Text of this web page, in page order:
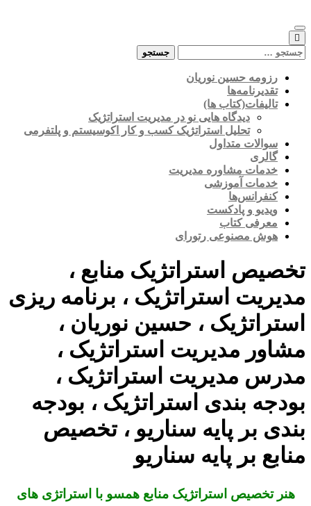
to
content
جستجو
رزومه حسین نوریان
تقدیرنامه‌ها
تالیفات(کتاب ها)
دیدگاه هایی نو در مدیریت استراتژیک
تحلیل استراتژیک کسب و کار اکوسیستم و پلتفرمی
سوالات متداول
گالری
خدمات مشاوره مدیریت
خدمات آموزشی
کنفرانس‌ها
ویدیو و پادکست
معرفی کتاب
هوش مصنوعی رتورای
تخصیص استراتژیک منابع ،
مدیریت استراتژیک ، برنامه ریزی
استراتژیک ، حسین نوریان ،
مشاور مدیریت استراتژیک ،
مدرس مدیریت استراتژیک ،
بودجه بندی استراتژیک ، بودجه
بندی بر پایه سناریو ، تخصیص
منابع بر پایه سناریو
هنر تخصیص استراتژیک منابع همسو با استراتژی های